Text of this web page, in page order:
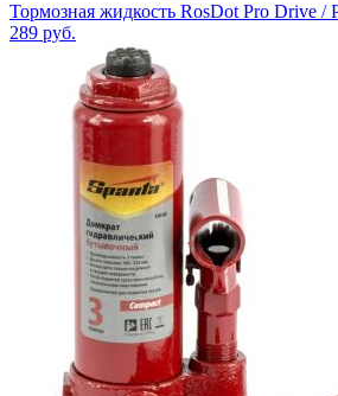
Тормозная жидкость RosDot Pro Drive /
289 руб.